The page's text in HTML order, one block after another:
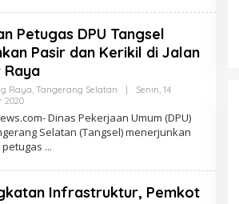
Petugas DPU Tangsel
Pasir dan Kerikil di Jalan
Raya
Raya, Tangerang Selatan
Senin, 14
2020Oleh
Dinas Pekerjaan Umum (DPU)
Selatan (Tangsel) menerjunkan
Infrastruktur, Pemkot
Tangerang Gandeng Tokopedia